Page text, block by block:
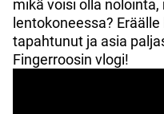
mikä voisi olla
lentokoneessa?
tapahtunut ja asia
Fingerroosin vlogi!